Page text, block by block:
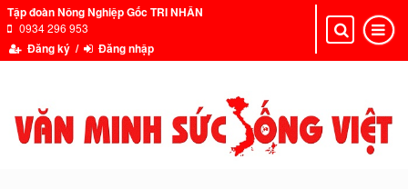
Tập đoàn Nông Nghiệp Gốc TRI NHÂN
0934 296 953
Đăng ký / Đăng nhập
Toggle
Toggle
navigation